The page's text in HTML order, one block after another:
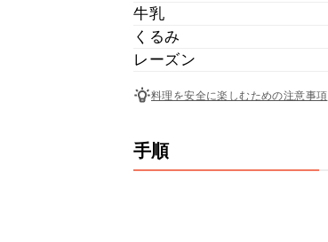
牛乳
くるみ
レーズン
料理を安全に楽しむための注意事項
手順